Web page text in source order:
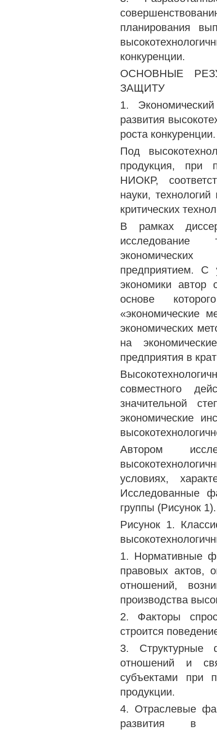
планирования
конкуренции.
ОСНОВНЫЕ
ЗАЩИТУ
1.
развития
роста конкуренции.
Под
продукция, при
НИОКР,
науки,
критических
В рамках
исследование
предприятием. С
экономики автор
основе
«экономические
экономических
на
предприятия в
совместного
значительной
экономические
Автором
условиях,
Исследованные
группы (Рисунок 1).
Рисунок 1.
1. Нормативные
правовых актов,
отношений,
производства
2. Факторы
строится
3. Структурные
отношений и
субъектами при
продукции.
4. Отраслевые
развития в